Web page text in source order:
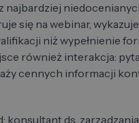
najbardziej
się na webinar,
niż wypełnienie
również interakcja:
cennych informacji
konsultant ds.